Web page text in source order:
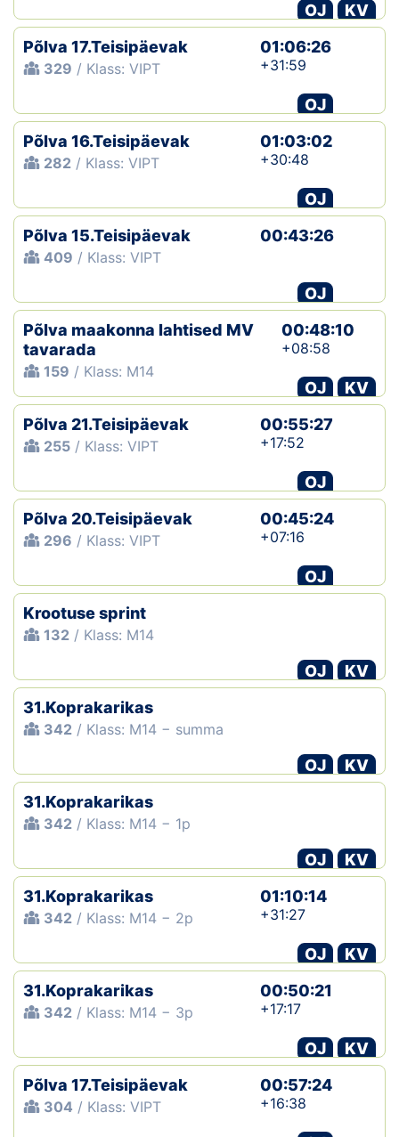
OJ
KV
Põlva 17.Teisipäevak
329 / Klass: VIPT
01:06:26
+31:59
OJ
Põlva 16.Teisipäevak
282 / Klass: VIPT
01:03:02
+30:48
OJ
Põlva 15.Teisipäevak
409 / Klass: VIPT
00:43:26
OJ
Põlva maakonna lahtised MV
tavarada
159 / Klass: M14
00:48:10
+08:58
OJ
KV
Põlva 21.Teisipäevak
255 / Klass: VIPT
00:55:27
+17:52
OJ
Põlva 20.Teisipäevak
296 / Klass: VIPT
00:45:24
+07:16
OJ
Krootuse sprint
132 / Klass: M14
OJ
KV
31.Koprakarikas
342 / Klass: M14 − summa
OJ
KV
31.Koprakarikas
342 / Klass: M14 − 1p
OJ
KV
31.Koprakarikas
342 / Klass: M14 − 2p
01:10:14
+31:27
OJ
KV
31.Koprakarikas
342 / Klass: M14 − 3p
00:50:21
+17:17
OJ
KV
Põlva 17.Teisipäevak
304 / Klass: VIPT
00:57:24
+16:38